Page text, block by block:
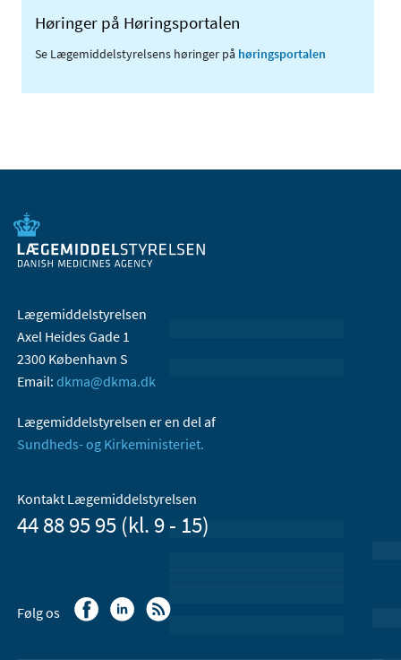
Høringer på Høringsportalen
Se Lægemiddelstyrelsens høringer på høringsportalen
Lægemiddelstyrelsen
Axel Heides Gade 1
2300 København S
Email: dkma@dkma.dk
Lægemiddelstyrelsen er en del af
Sundheds- og Kirkeministeriet.
Kontakt Lægemiddelstyrelsen
44 88 95 95 (kl. 9 - 15)
Følg os